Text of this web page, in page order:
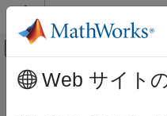
コンテンツへスキップ
オフキャンバ
ドキュメンテーションのホーム
メインコンテンツ
set
Web サイト